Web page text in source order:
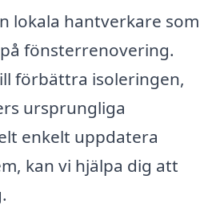
lokala hantverkare som
fönsterrenovering.
förbättra isoleringen,
ursprungliga
enkelt uppdatera
kan vi hjälpa dig att